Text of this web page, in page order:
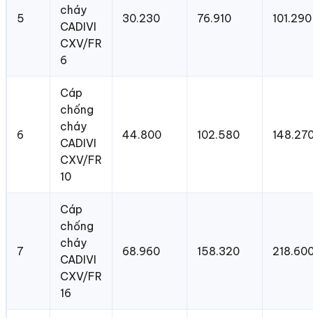
5
cháy
CADIVI
CXV/FR
6
30.230 76.910 101.290
6
Cáp
chống
cháy
CADIVI
CXV/FR
10
44.800 102.580
7
Cáp
chống
cháy
CADIVI
CXV/FR
16
68.960 158.320